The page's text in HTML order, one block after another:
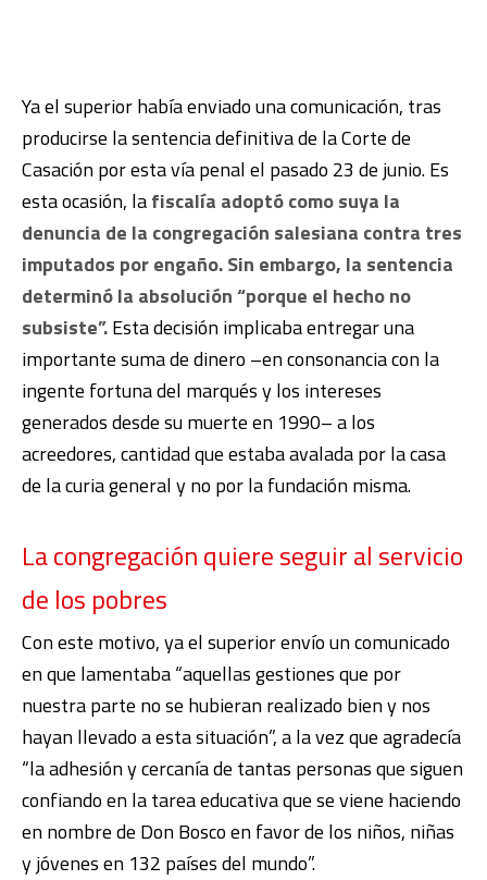
Ya el superior había enviado una comunicación, tras
producirse la sentencia definitiva de la Corte de
Casación por esta vía penal el pasado 23 de junio. Es
esta ocasión, lafiscalía adoptó como suya la
denuncia de la congregación salesiana contra tres
imputados por engaño. Sin embargo, la sentencia
determinó la absolución “porque el hecho no
subsiste”.Esta decisión implicaba entregar una
importante suma de dinero –en consonancia con la
ingente fortuna del marqués y los intereses
generados desde su muerte en 1990– a los
acreedores, cantidad que estaba avalada por la casa
de la curia general y no por la fundación misma.
La congregación quiere seguir al servicio
de los pobres
Con este motivo, ya el superior envío un comunicado
en que lamentaba “aquellas gestiones que por
nuestra parte no se hubieran realizado bien y nos
hayan llevado a esta situación”, a la vez que agradecía
“la adhesión y cercanía de tantas personas que siguen
confiando en la tarea educativa que se viene haciendo
en nombre de Don Bosco en favor de los niños, niñas
y jóvenes en 132 países del mundo”.